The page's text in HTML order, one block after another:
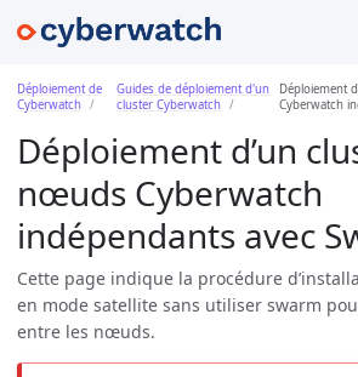
Déploiement de
Cyberwatch
Guides de déploiement d'un
cluster Cyberwatch
Déploiement
Cyberwatch
Déploiement d’un
nœuds Cyberwatch
indépendants avec
Cette page indique la procédure
en mode satellite sans utiliser swarm
entre les nœuds.